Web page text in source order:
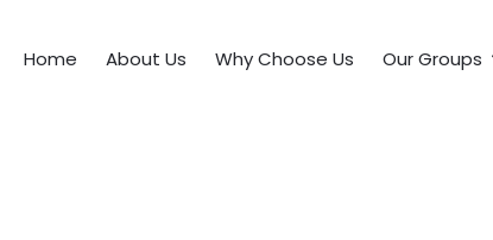
Home About Us Why Choose Us Our Groups